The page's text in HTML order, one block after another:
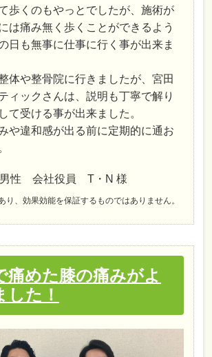
歩くのもやっとでしたが、施術が
は痛み無く歩くことができるよう
日も無事に仕事に行く事が出来ま
体や整骨院に行きましたが、宮田
ィックさんは、説明も丁寧で解り
て受ける事が出来ました。
や違和感が出る前に定期的に通お
性 会社役員 T・N 様
、効果効能を保証するものではありません。
痛めた膝の痛みがよ
した！